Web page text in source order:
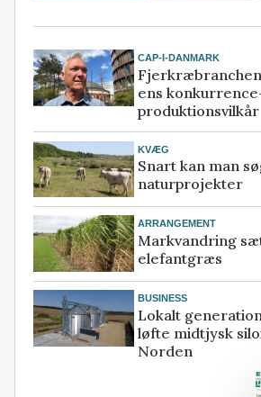
CAP-I-DANMARK
ens
produktionsvilkår
KVÆG
Snart kan man
naturprojekter
ARRANGEMENT
Markvandring
elefantgræs
BUSINESS
Lokalt
løfte midtjysk
Norden